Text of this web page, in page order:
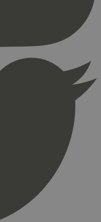
Utløpsdato
Hotjar Ltd
.svanemerket.no
minutter
54
sekunder
29
minutter
sekunder
.svanemerket.no
svanemerket.no